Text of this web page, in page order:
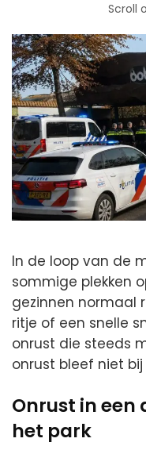
Scroll
In de loop van de
sommige plekken
gezinnen normaal
ritje of een snelle
onrust die steeds
onrust bleef niet
Onrust in een
het park